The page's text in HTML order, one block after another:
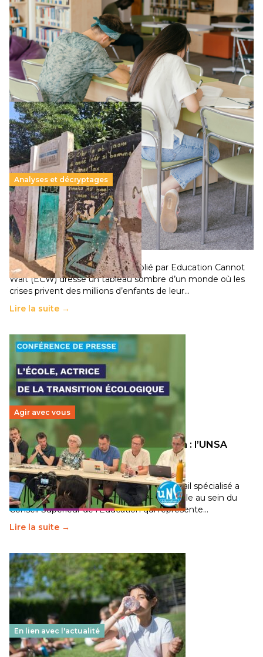
promesse républicaine
11 juillet 2026-
Le projet de loi sur la régulation de l’enseignement
supérieur privé met en lumière l’amplification d’un système
qui relègue l’acte pédagogique au superfétatoire, voire à…
Lire la suite →
Analyses et décryptages
258 millions d’enfants victimes de la guerre, des
chocs climatiques et des déplacements de
population
11 juillet 2026- National
Un nouveau rapport mondial publié par Education Cannot
Wait (ECW) dresse un tableau sombre d’un monde où les
crises privent des millions d’enfants de leur…
Lire la suite →
Agir avec vous
Transition écologique de l’éducation : l’UNSA
Éducation fait bouger les lignes
30 juin 2026-National
Pendant plusieurs mois, un groupe de travail spécialisé a
travaillé sur la transition écologique de l’Ecole au sein du
Conseil Supérieur de l’Éducation qui représente…
Lire la suite →
En lien avec l'actualité